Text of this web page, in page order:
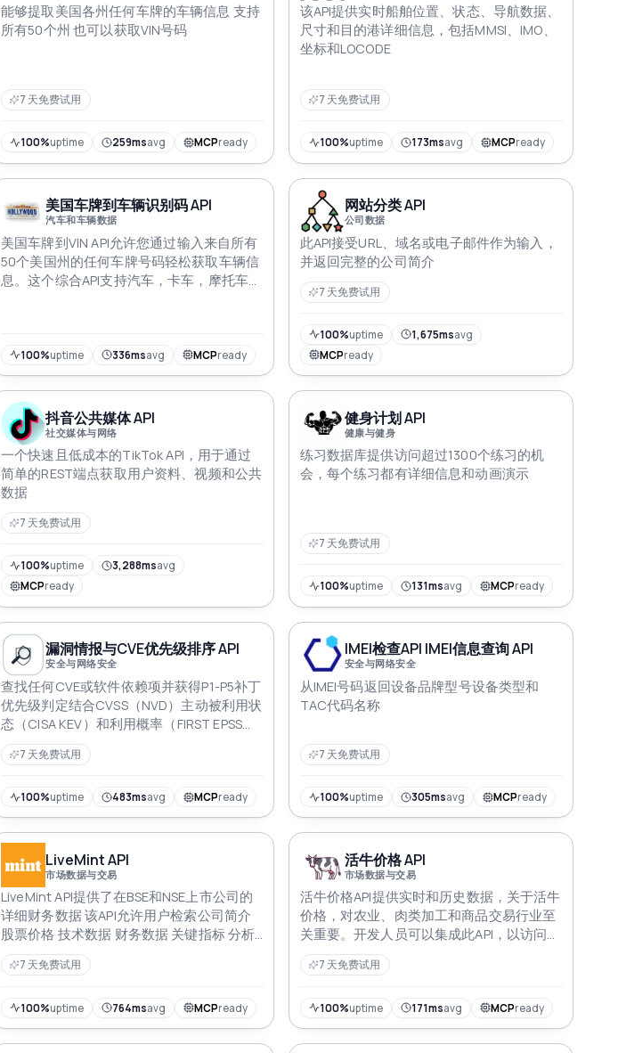
能够提取美国各州任何车牌的车辆信息 支持
所有50个州 也可以获取VIN号码
7 天免费试用
100%uptime 259msavg MCPready
该API提供实时船舶位置、状态、导航数据、
尺寸和目的港详细信息，包括MMSI、IMO、
坐标和LOCODE
7 天免费试用
100%uptime 173msavg MCPready
美国车牌到车辆识别码 API
汽车和车辆数据
美国车牌到VIN API允许您通过输入来自所有
50个美国州的任何车牌号码轻松获取车辆信
息。这个综合API支持汽车，卡车，摩托车和
100%uptime 336msavg MCPready
网站分类 API
公司数据
此API接受URL、域名或电子邮件作为输入，
并返回完整的公司简介
7 天免费试用
100%uptime 1,675msavg
MCPready
抖音公共媒体 API
社交媒体与网络
一个快速且低成本的TikTok API，用于通过
简单的REST端点获取用户资料、视频和公共
数据
7 天免费试用
100%uptime 3,288msavg
MCPready
健身计划 API
健康与健身
练习数据库提供访问超过1300个练习的机
会，每个练习都有详细信息和动画演示
7 天免费试用
100%uptime 131msavg MCPready
漏洞情报与CVE优先级排序 API
安全与网络安全
查找任何CVE或软件依赖项并获得P1-P5补丁
优先级判定结合CVSS（NVD）主动被利用状
态（CISA KEV）和利用概率（FIRST EPSS）
包括对PyPI npm Go Maven等的OSV依赖扫
描仅供信息优先级评估
7 天免费试用
100%uptime 483msavg MCPready
IMEI检查API IMEI信息查询 API
安全与网络安全
从IMEI号码返回设备品牌型号设备类型和
TAC代码名称
7 天免费试用
100%uptime 305msavg MCPready
LiveMint API
市场数据与交易
LiveMint API提供了在BSE和NSE上市公司的
详细财务数据 该API允许用户检索公司简介
股票价格 技术数据 财务数据 关键指标 分析
师观点 股东结构 公司行为和最新新闻
7 天免费试用
100%uptime 764msavg MCPready
活牛价格 API
市场数据与交易
活牛价格API提供实时和历史数据，关于活牛
价格，对农业、肉类加工和商品交易行业至
关重要。开发人员可以集成此API，以访问准
确的市场洞察，优化采购策略，并高效地做
出明智的商业决策
7 天免费试用
100%uptime 171msavg MCPready